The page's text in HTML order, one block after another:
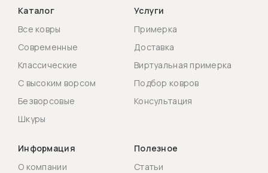
Каталог
Все ковры
Современные
Классические
С высоким ворсом
Безворсовые
Шкуры
Услуги
Примерка
Доставка
Виртуальная примерка
Подбор ковров
Консультация
Информация
О компании
Полезное
Статьи